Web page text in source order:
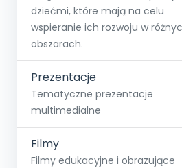
dziećmi, które mają na celu
wspieranie ich rozwoju w
obszarach.
Prezentacje
Tematyczne prezentacje
multimedialne
Filmy
Filmy edukacyjne i obrazujące